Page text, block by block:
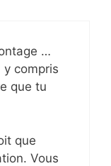
…
y compris
que tu
que
Vous